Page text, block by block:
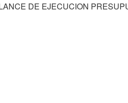
DE EJECUCION